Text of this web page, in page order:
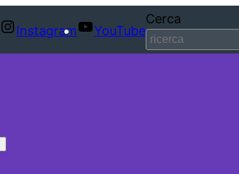
Instagram YouTube
Cerca